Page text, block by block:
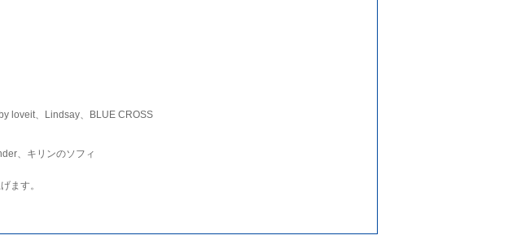
loveit、Lindsay、BLUE CROSS
、キリンのソフィ
ます。